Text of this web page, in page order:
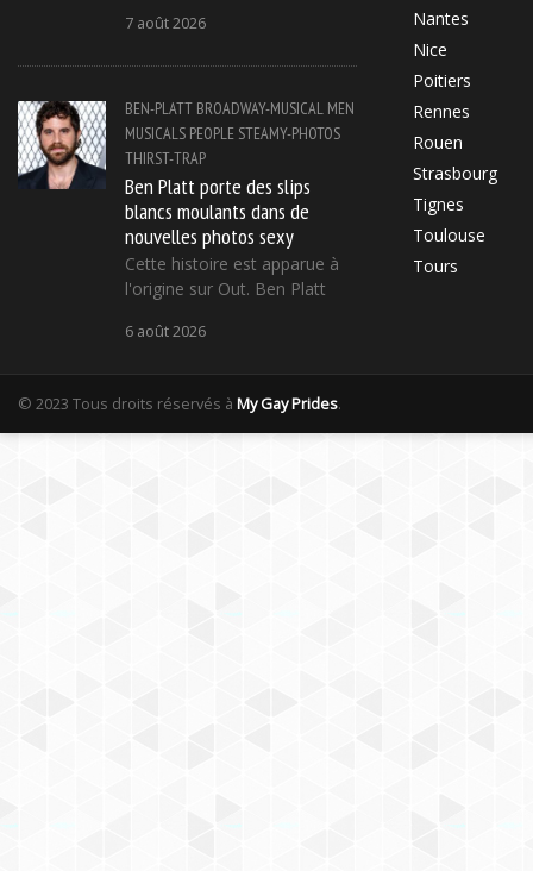
7 août 2026
BEN-PLATT BROADWAY-MUSICAL MEN
MUSICALS PEOPLE STEAMY-PHOTOS
THIRST-TRAP
Ben Platt porte des slips
blancs moulants dans de
nouvelles photos sexy
Cette histoire est apparue à
l'origine sur Out. Ben Platt
6 août 2026
Nantes
Nice
Poitiers
Rennes
Rouen
Strasbourg
Tignes
Toulouse
Tours
© 2023 Tous droits réservés à My Gay Prides.